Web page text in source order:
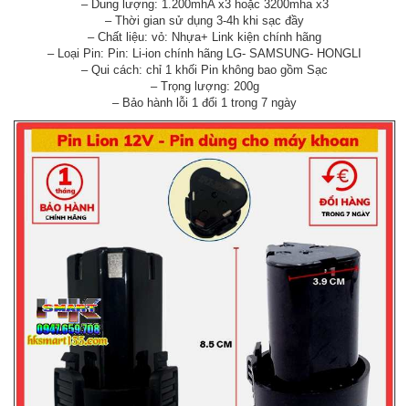
– Dung lượng: 1.200mhA x3 hoặc 3200mha x3
– Thời gian sử dụng 3-4h khi sạc đầy
– Chất liệu: vỏ: Nhựa+ Link kiện chính hãng
– Loại Pin: Pin: Li-ion chính hãng LG- SAMSUNG- HONGLI
– Qui cách: chỉ 1 khối Pin không bao gồm Sạc
– Trọng lượng: 200g
– Bảo hành lỗi 1 đổi 1 trong 7 ngày